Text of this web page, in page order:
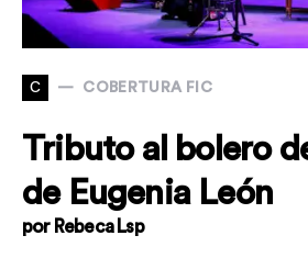
C COBERTURA FIC
Tributo al bolero
de Eugenia León
por Rebeca Lsp